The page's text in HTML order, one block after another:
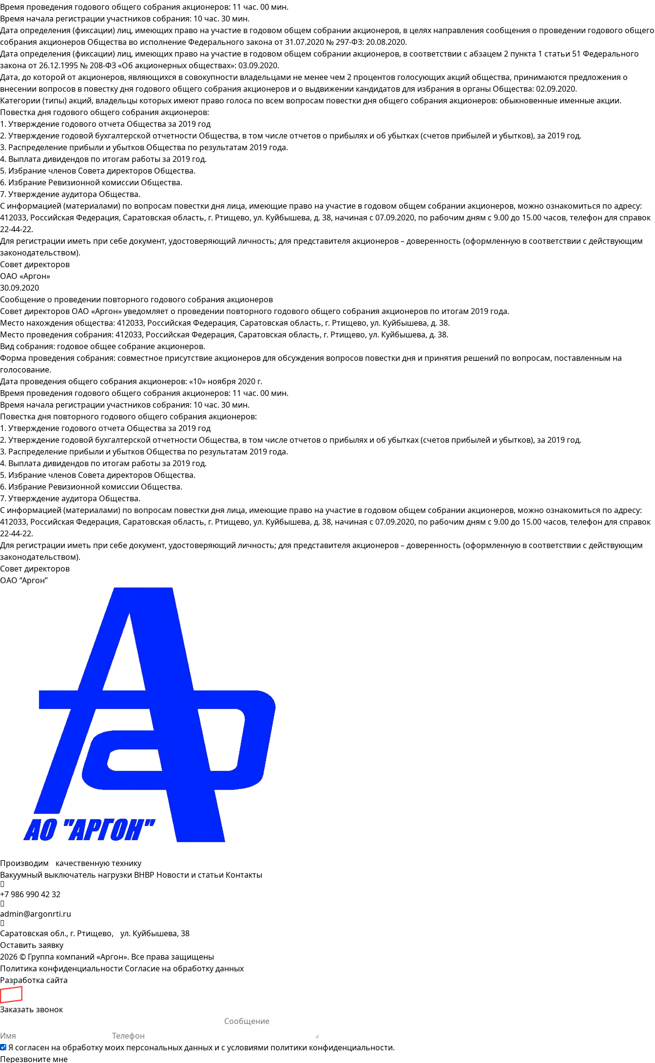
Время проведения годового общего собрания акционеров: 11 час. 00 мин.
Время начала регистрации участников собрания: 10 час. 30 мин.
Дата определения (фиксации) лиц, имеющих право на участие в годовом общем собрании акционеров, в целях направления сообщения о проведении годового общего
собрания акционеров Общества во исполнение Федерального закона от 31.07.2020 № 297-ФЗ: 20.08.2020.
Дата определения (фиксации) лиц, имеющих право на участие в годовом общем собрании акционеров, в соответствии с абзацем 2 пункта 1 статьи 51 Федерального
закона от 26.12.1995 № 208-ФЗ «Об акционерных обществах»: 03.09.2020.
Дата, до которой от акционеров, являющихся в совокупности владельцами не менее чем 2 процентов голосующих акций общества, принимаются предложения о
внесении вопросов в повестку дня годового общего собрания акционеров и о выдвижении кандидатов для избрания в органы Общества: 02.09.2020.
Категории (типы) акций, владельцы которых имеют право голоса по всем вопросам повестки дня общего собрания акционеров: обыкновенные именные акции.
Повестка дня годового общего собрания акционеров:
1. Утверждение годового отчета Общества за 2019 год
2. Утверждение годовой бухгалтерской отчетности Общества, в том числе отчетов о прибылях и об убытках (счетов прибылей и убытков), за 2019 год.
3. Распределение прибыли и убытков Общества по результатам 2019 года.
4. Выплата дивидендов по итогам работы за 2019 год.
5. Избрание членов Совета директоров Общества.
6. Избрание Ревизионной комиссии Общества.
7. Утверждение аудитора Общества.
С информацией (материалами) по вопросам повестки дня лица, имеющие право на участие в годовом общем собрании акционеров, можно ознакомиться по адресу:
412033, Российская Федерация, Саратовская область, г. Ртищево, ул. Куйбышева, д. 38, начиная с 07.09.2020, по рабочим дням с 9.00 до 15.00 часов, телефон для справок
22-44-22.
Для регистрации иметь при себе документ, удостоверяющий личность; для представителя акционеров – доверенность (оформленную в соответствии с действующим
законодательством).
Совет директоров
ОАО «Аргон»
30.09.2020
Сообщение о проведении повторного годового собрания акционеров
Совет директоров ОАО «Аргон» уведомляет о проведении повторного годового общего собрания акционеров по итогам 2019 года.
Место нахождения общества: 412033, Российская Федерация, Саратовская область, г. Ртищево, ул. Куйбышева, д. 38.
Место проведения собрания: 412033, Российская Федерация, Саратовская область, г. Ртищево, ул. Куйбышева, д. 38.
Вид собрания: годовое общее собрание акционеров.
Форма проведения собрания: совместное присутствие акционеров для обсуждения вопросов повестки дня и принятия решений по вопросам, поставленным на
голосование.
Дата проведения общего собрания акционеров: «10» ноября 2020 г.
Время проведения годового общего собрания акционеров: 11 час. 00 мин.
Время начала регистрации участников собрания: 10 час. 30 мин.
Повестка дня повторного годового общего собрания акционеров:
1. Утверждение годового отчета Общества за 2019 год
2. Утверждение годовой бухгалтерской отчетности Общества, в том числе отчетов о прибылях и об убытках (счетов прибылей и убытков), за 2019 год.
3. Распределение прибыли и убытков Общества по результатам 2019 года.
4. Выплата дивидендов по итогам работы за 2019 год.
5. Избрание членов Совета директоров Общества.
6. Избрание Ревизионной комиссии Общества.
7. Утверждение аудитора Общества.
С информацией (материалами) по вопросам повестки дня лица, имеющие право на участие в годовом общем собрании акционеров, можно ознакомиться по адресу:
412033, Российская Федерация, Саратовская область, г. Ртищево, ул. Куйбышева, д. 38, начиная с 07.09.2020, по рабочим дням с 9.00 до 15.00 часов, телефон для справок
22-44-22.
Для регистрации иметь при себе документ, удостоверяющий личность; для представителя акционеров – доверенность (оформленную в соответствии с действующим
законодательством).
Совет директоров
ОАО “Аргон”
Производим качественную технику
Вакуумный выключатель нагрузки ВНВР Новости и статьи Контакты
+7 986 990 42 32
admin@argonrti.ru
Саратовская обл., г. Ртищево, ул. Куйбышева, 38
Оставить заявку
2026 © Группа компаний «Аргон». Все права защищены
Политика конфиденциальности Согласие на обработку данных
Разработка сайта
Заказать звонок
Я согласен на обработку моих персональных данных и с условиями политики конфиденциальности.
Перезвоните мне